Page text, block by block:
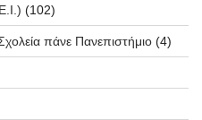
(102)
πάνε Πανεπιστήμιο (4)